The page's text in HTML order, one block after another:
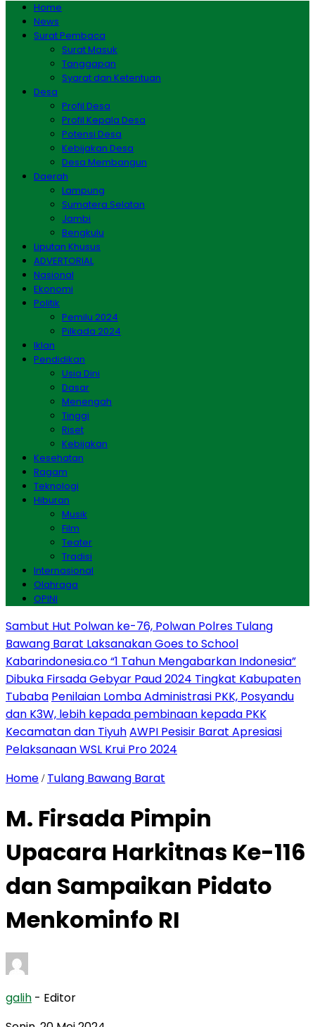
Home
News
Surat Pembaca
Surat Masuk
Tanggapan
Syarat dan Ketentuan
Desa
Profil Desa
Profil Kepala Desa
Potensi Desa
Kebijakan Desa
Desa Membangun
Daerah
Lampung
Sumatera Selatan
Jambi
Bengkulu
Liputan Khusus
ADVERTORIAL
Nasional
Ekonomi
Politik
Pemilu 2024
Pilkada 2024
Iklan
Pendidikan
Usia Dini
Dasar
Menengah
Tinggi
Riset
Kebijakan
Kesehatan
Ragam
Teknologi
Hiburan
Musik
Film
Teater
Tradisi
Internasional
Olahraga
OPINI
Sambut Hut Polwan ke-76, Polwan Polres Tulang
Bawang Barat Laksanakan Goes to School
Kabarindonesia.co “1 Tahun Mengabarkan Indonesia”
Dibuka Firsada Gebyar Paud 2024 Tingkat Kabupaten
Tubaba Penilaian Lomba Administrasi PKK, Posyandu
dan K3W, lebih kepada pembinaan kepada PKK
Kecamatan dan TiyuhAWPI Pesisir Barat Apresiasi
Pelaksanaan WSL Krui Pro 2024
Home / Tulang Bawang Barat
M. Firsada Pimpin
Upacara Harkitnas Ke-116
dan Sampaikan Pidato
Menkominfo RI
galih - Editor